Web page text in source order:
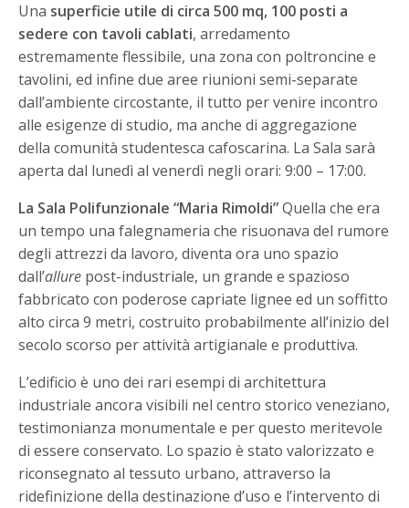
Una superficie utile di circa 500 mq, 100 posti a
sedere con tavoli cablati, arredamento
estremamente flessibile, una zona con poltroncine e
tavolini, ed infine due aree riunioni semi-separate
dall’ambiente circostante, il tutto per venire incontro
alle esigenze di studio, ma anche di aggregazione
della comunità studentesca cafoscarina. La Sala sarà
aperta dal lunedì al venerdì negli orari: 9:00 – 17:00.
La Sala Polifunzionale “Maria Rimoldi”Quella che era
un tempo una falegnameria che risuonava del rumore
degli attrezzi da lavoro, diventa ora uno spazio
dall’allure post-industriale, un grande e spazioso
fabbricato con poderose capriate lignee ed un soffitto
alto circa 9 metri, costruito probabilmente all’inizio del
secolo scorso per attività artigianale e produttiva.
L’edificio è uno dei rari esempi di architettura
industriale ancora visibili nel centro storico veneziano,
testimonianza monumentale e per questo meritevole
di essere conservato. Lo spazio è stato valorizzato e
riconsegnato al tessuto urbano, attraverso la
ridefinizione della destinazione d’uso e l’intervento di